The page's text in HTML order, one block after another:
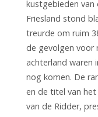
kustgebieden van
Friesland stond
treurde om ruim
de gevolgen voor
achterland waren
nog komen. De
en de titel van
van de Ridder,